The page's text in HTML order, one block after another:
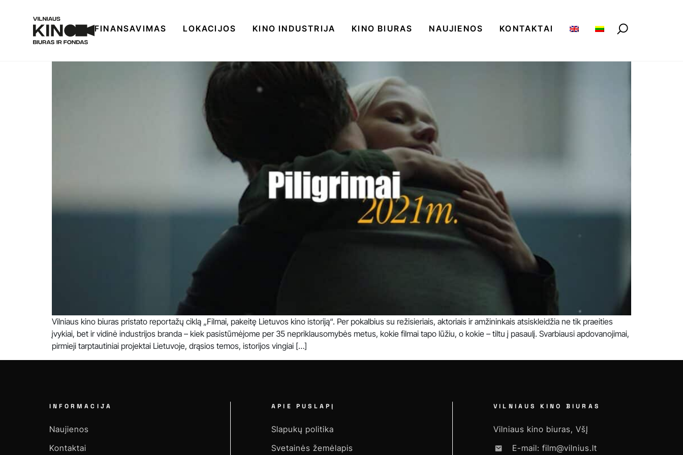
FINANSAVIMAS LOKACIJOS KINO INDUSTRIJA KINO BIURAS NAUJIENOS KONTAKTAI
Vilniaus kino biuras pristato reportažų ciklą „Filmai, pakeitę Lietuvos kino istoriją“. Per pokalbius su režisieriais, aktoriais ir amžininkais atsiskleidžia ne tik praeities
įvykiai, bet ir vidinė industrijos branda – kiek pasistūmėjome per 35 nepriklausomybės metus, kokie filmai tapo lūžiu, o kokie – tiltu į pasaulį. Svarbiausi apdovanojimai,
pirmieji tarptautiniai projektai Lietuvoje, drąsios temos, istorijos vingiai […]
INFORMACIJA
Naujienos
Kontaktai
APIE PUSLAPĮ
Slapukų politika
Svetainės žemėlapis
VILNIAUS KINO BIURAS
Vilniaus kino biuras, VšĮ
E-mail: film@vilnius.lt